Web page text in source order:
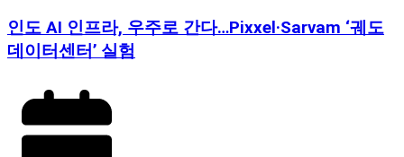
인도 AI 인프라, 우주로 간다…Pixxel·Sarvam ‘궤도
데이터센터’ 실험